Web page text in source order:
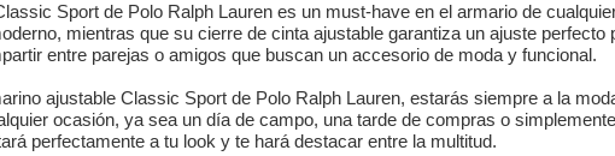
Sport de Polo Ralph Lauren es un must-have en el armario de
mientras que su cierre de cinta ajustable garantiza un ajuste
entre parejas o amigos que buscan un accesorio de moda y funcional.
ajustable Classic Sport de Polo Ralph Lauren, estarás siempre a la
ocasión, ya sea un día de campo, una tarde de compras o
perfectamente a tu look y te hará destacar entre la multitud.